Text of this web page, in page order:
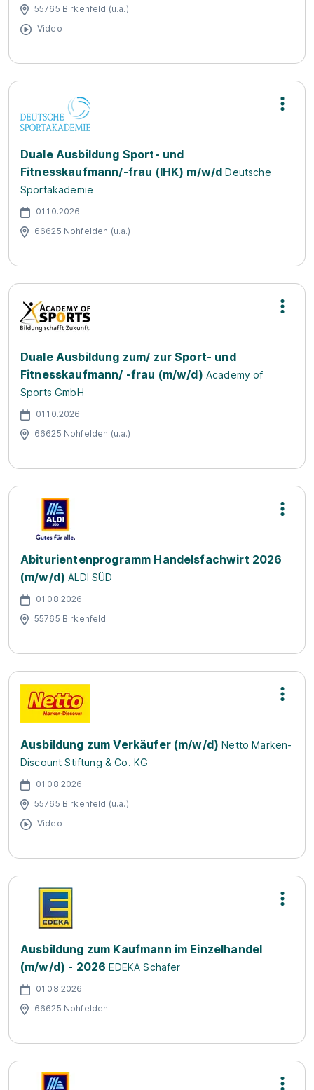
55765 Birkenfeld (u.a.)
Video
Duale Ausbildung Sport- und
Fitnesskaufmann/-frau (IHK) m/w/d Deutsche
Sportakademie
01.10.2026
66625 Nohfelden (u.a.)
Duale Ausbildung zum/ zur Sport- und
Fitnesskaufmann/ -frau (m/w/d) Academy of
Sports GmbH
01.10.2026
66625 Nohfelden (u.a.)
Abiturientenprogramm Handelsfachwirt 2026
(m/w/d) ALDI SÜD
01.08.2026
55765 Birkenfeld
Ausbildung zum Verkäufer (m/w/d) Netto Marken-
Discount Stiftung & Co. KG
01.08.2026
55765 Birkenfeld (u.a.)
Video
Ausbildung zum Kaufmann im Einzelhandel
(m/w/d) - 2026 EDEKA Schäfer
01.08.2026
66625 Nohfelden